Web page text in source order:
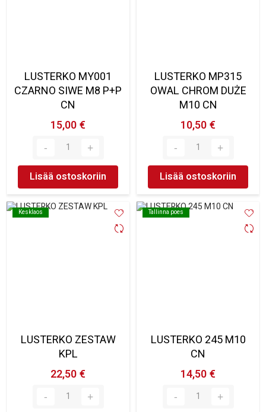
LUSTERKO MY001
CZARNO SIWE M8 P+P
CN
15,00 €
Lisää ostoskoriin
LUSTERKO MP315
OWAL CHROM DUŻE
M10 CN
10,50 €
Lisää ostoskoriin
Kesklaos
Kesklaos
LUSTERKO ZESTAW
KPL
22,50 €
Tallinna poes
Tallinna poes
LUSTERKO 245 M10
CN
14,50 €